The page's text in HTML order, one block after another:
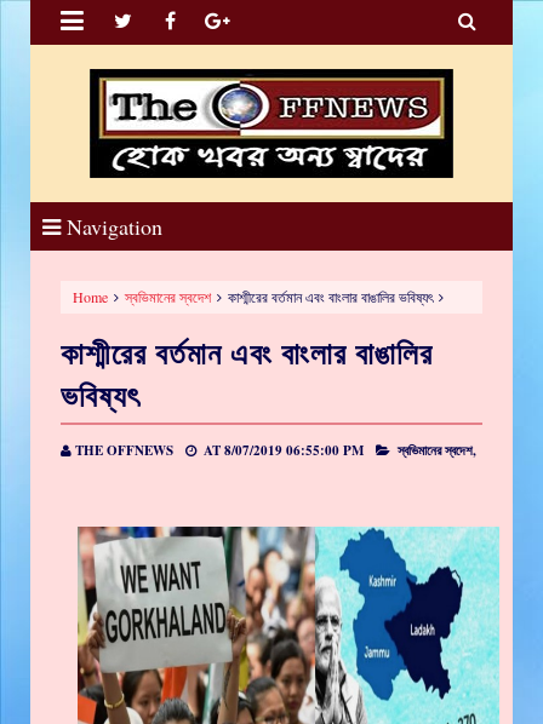
 
Navigation
Home স্বভিমানের স্বদেশ কাশ্মীরের বর্তমান এবং বাংলার বাঙালির ভবিষ্যৎ
কাশ্মীরের বর্তমান এবং বাংলার বাঙালির
ভবিষ্যৎ
THE OFFNEWS AT8/07/2019 06:55:00 PM স্বভিমানের স্বদেশ,